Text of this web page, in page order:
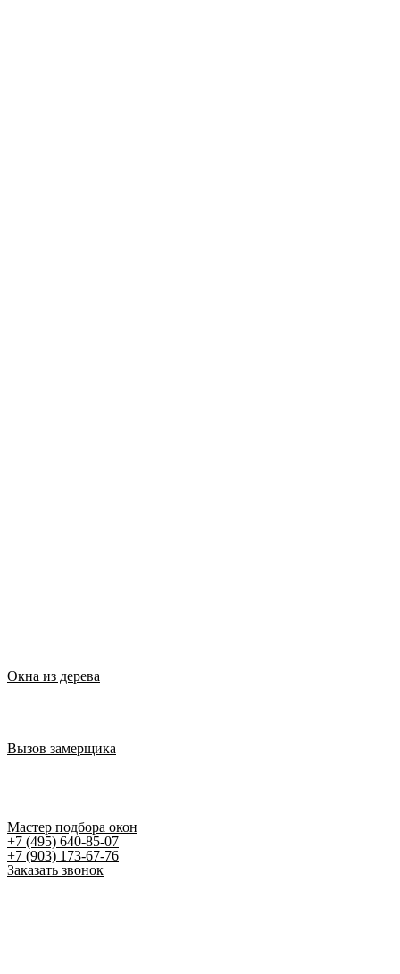
Окна из дерева
Вызов замерщика
Мастер подбора окон
+7 (495) 640-85-07
+7 (903) 173-67-76
Заказать звонок